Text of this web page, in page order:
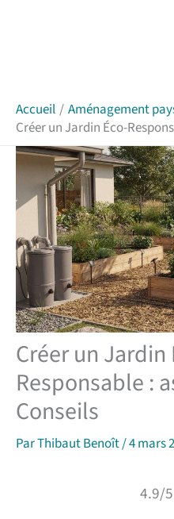
Accueil
Aménagement
Créer un Jardin Éco-
Créer un Jardin
Responsable :
Conseils
ParThibaut Benoît/4 mars
4.9/